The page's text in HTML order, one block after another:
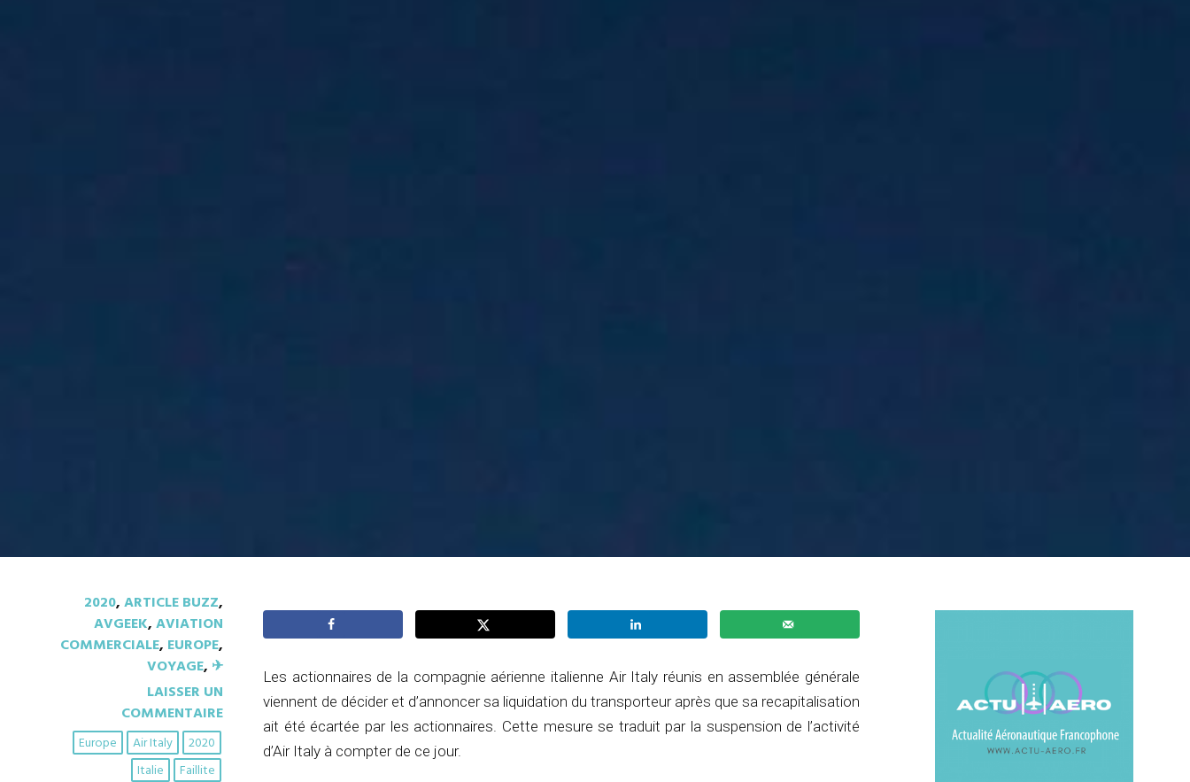
2020,ARTICLE BUZZ,
AVGEEK,AVIATION
COMMERCIALE, EUROPE,
VOYAGE, ✈︎
LAISSER UN
COMMENTAIRE
2020
Air Italy
Europe
Faillite
Italie
Les actionnaires de la compagnie aérienne italienne Air Italy réunis en assemblée générale
viennent de décider et d’annoncer sa liquidation du transporteur après que sa recapitalisation
ait été écartée par les actionnaires. Cette mesure se traduit par la suspension de l’activité
d’Air Italy à compter de ce jour.